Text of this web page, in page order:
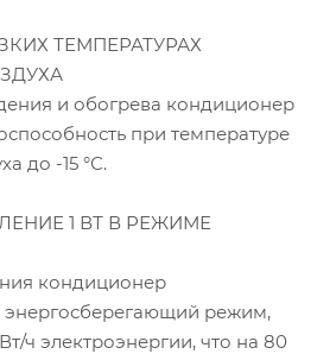
ТЕМПЕРАТУРАХ
и обогрева кондиционер
при температуре
до -15 °С.
1 ВТ В РЕЖИМЕ
кондиционер
энергосберегающий режим,
ч электроэнергии, что на 80